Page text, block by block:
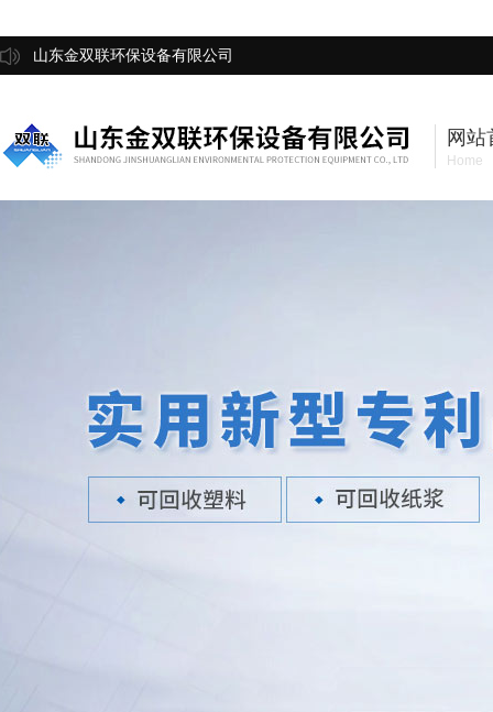
山东金双联环保设备有限公司
网站
Home